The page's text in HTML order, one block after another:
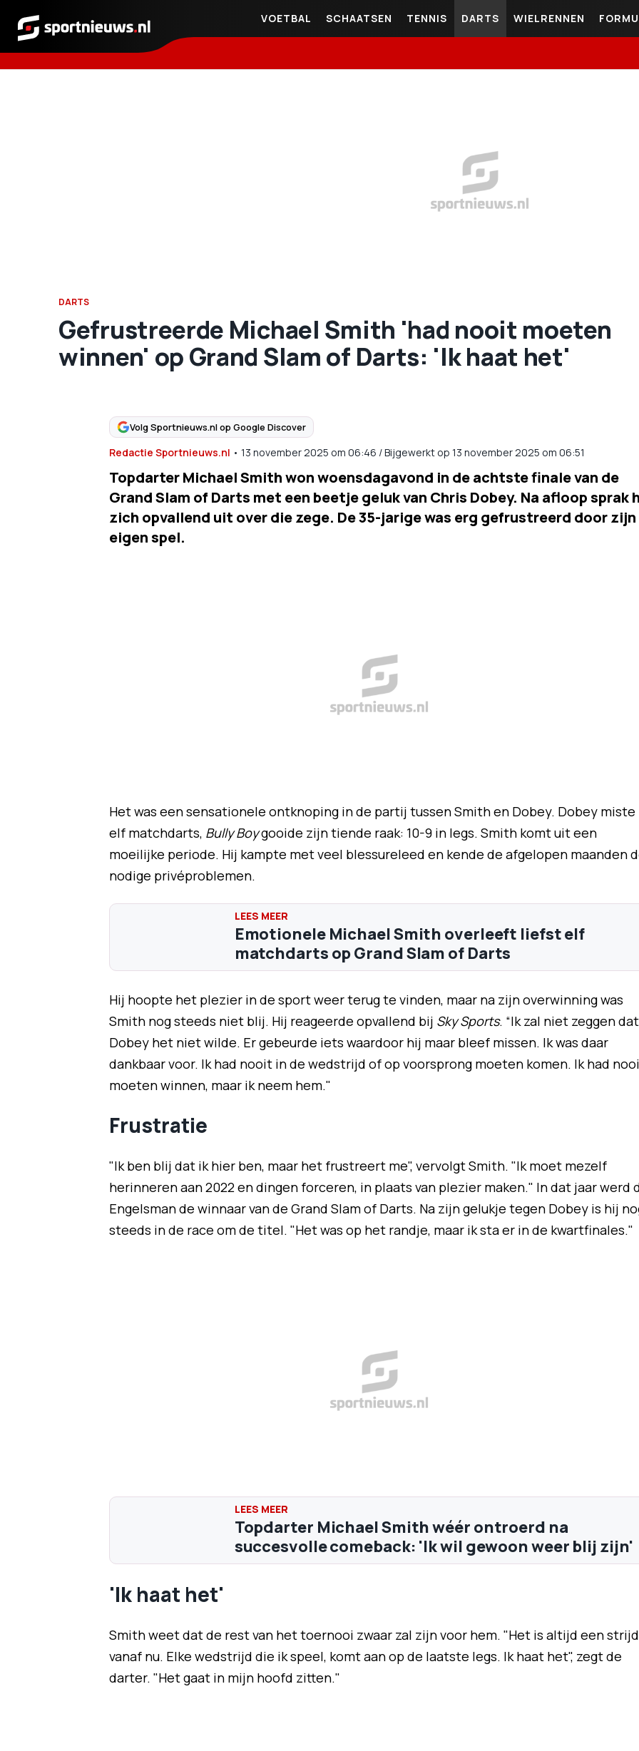
Sportnieuws.nl
VOETBAL SCHAATSEN TENNIS DARTS WIELRENNEN
DARTS
Gefrustreerde Michael Smith 'had nooit moeten
winnen' op Grand Slam of Darts: 'Ik haat het'
Volg Sportnieuws.nl op Google Discover
Redactie Sportnieuws.nl • 13 november 2025 om 06:46 /Bijgewerkt op 13 november 2025 om 06:51
Topdarter Michael Smith won woensdagavond in de achtste finale van de
Grand Slam of Darts met een beetje geluk van Chris Dobey. Na afloop sprak
zich opvallend uit over die zege. De 35-jarige was erg gefrustreerd door zijn
eigen spel.
Het was een sensationele ontknoping in de partij tussen Smith en Dobey. Dobey miste
elf matchdarts, Bully Boygooide zijn tiende raak: 10-9 in legs. Smith komt uit een
moeilijke periode. Hij kampte met veel blessureleed en kende de afgelopen maanden
nodige privéproblemen.
Emotionele Michael Smith overleeft liefst elf
matchdarts op Grand Slam of Darts
Hij hoopte het plezier in de sport weer terug te vinden, maar na zijn overwinning was
Smith nog steeds niet blij. Hij reageerde opvallend bij Sky Sports. “Ik zal niet zeggen dat
Dobey het niet wilde. Er gebeurde iets waardoor hij maar bleef missen. Ik was daar
dankbaar voor. Ik had nooit in de wedstrijd of op voorsprong moeten komen. Ik had
moeten winnen, maar ik neem hem."
Frustratie
"Ik ben blij dat ik hier ben, maar het frustreert me", vervolgt Smith. "Ik moet mezelf
herinneren aan 2022 en dingen forceren, in plaats van plezier maken." In dat jaar werd
Engelsman de winnaar van de Grand Slam of Darts. Na zijn gelukje tegen Dobey is hij
steeds in de race om de titel. "Het was op het randje, maar ik sta er in de kwartfinales."
Topdarter Michael Smith wéér ontroerd na
succesvolle comeback: 'Ik wil gewoon weer blij zijn'
'Ik haat het'
Smith weet dat de rest van het toernooi zwaar zal zijn voor hem. "Het is altijd een strijd
vanaf nu. Elke wedstrijd die ik speel, komt aan op de laatste legs. Ik haat het", zegt de
darter. "Het gaat in mijn hoofd zitten."